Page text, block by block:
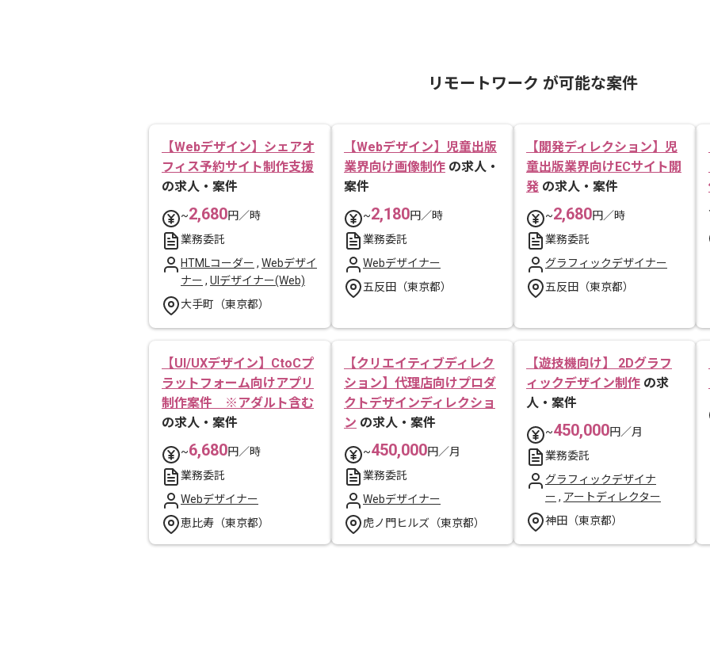
リモートワーク が可能な案件
【Webデザイン】シェアオ
フィス予約サイト制作支援
の求人・案件
~2,680円／時
業務委託
HTMLコーダー , Webデザイ
ナー , UIデザイナー(Web)
大手町（東京都）
【Webデザイン】児童出版
業界向け画像制作 の求人・
案件
~2,180円／時
業務委託
Webデザイナー
五反田（東京都）
【開発ディレクション】児
童出版業界向けECサイト開
発 の求人・案件
~2,680円／時
業務委託
グラフィックデザイナー
五反田（東京都）
【UI/UXデザイン】CtoCプ
ラットフォーム向けアプリ
制作案件 ※アダルト含む
の求人・案件
~6,680円／時
業務委託
Webデザイナー
恵比寿（東京都）
【クリエイティブディレク
ション】代理店向けプロダ
クトデザインディレクショ
ン の求人・案件
~450,000円／月
業務委託
Webデザイナー
虎ノ門ヒルズ（東京都）
【遊技機向け】 2Dグラフ
ィックデザイン制作 の求
人・案件
~450,000円／月
業務委託
グラフィックデザイナ
ー , アートディレクター
神田（東京都）